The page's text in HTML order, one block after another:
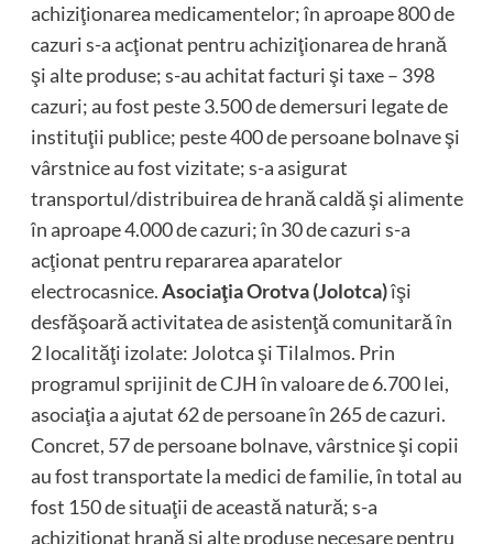
achiziţionarea medicamentelor; în aproape 800 de
cazuri s-a acţionat pentru achiziţionarea de hrană
şi alte produse; s-au achitat facturi şi taxe – 398
cazuri; au fost peste 3.500 de demersuri legate de
instituţii publice; peste 400 de persoane bolnave şi
vârstnice au fost vizitate; s-a asigurat
transportul/distribuirea de hrană caldă şi alimente
în aproape 4.000 de cazuri; în 30 de cazuri s-a
acţionat pentru repararea aparatelor
electrocasnice.Asociaţia Orotva (Jolotca)îşi
desfăşoară activitatea de asistenţă comunitară în
2 localităţi izolate: Jolotca şi Tilalmos. Prin
programul sprijinit de CJH în valoare de 6.700 lei,
asociaţia a ajutat 62 de persoane în 265 de cazuri.
Concret, 57 de persoane bolnave, vârstnice şi copii
au fost transportate la medici de familie, în total au
fost 150 de situaţii de această natură; s-a
achiziţionat hrană şi alte produse necesare pentru